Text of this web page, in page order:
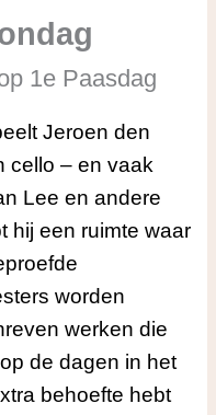
1e Paasdag
Jeroen den
cello – en vaak
Lee en andere
hij een ruimte waar
worden
werken die
de dagen in het
behoefte hebt